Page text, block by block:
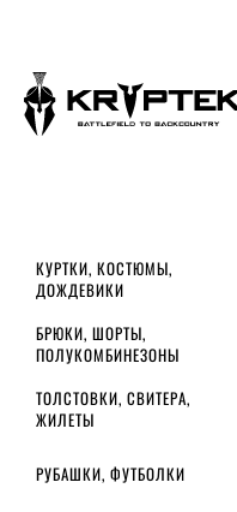
КУРТКИ, КОСТЮМЫ,
ДОЖДЕВИКИ
БРЮКИ, ШОРТЫ,
ПОЛУКОМБИНЕЗОНЫ
ТОЛСТОВКИ, СВИТЕРА,
ЖИЛЕТЫ
РУБАШКИ, ФУТБОЛКИ